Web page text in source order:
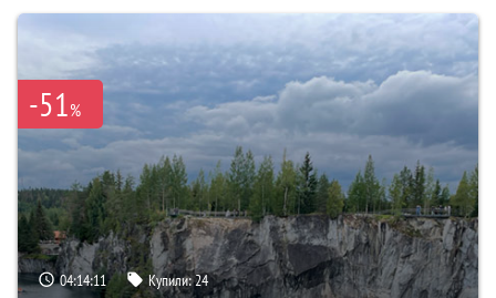
-51%
04:14:10 Купили:24